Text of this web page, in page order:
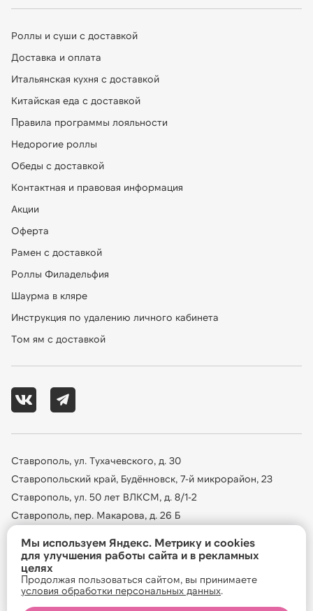
Ваш город: Ставрополь?
ДА Нет, другой
Роллы и суши с доставкой
Доставка и оплата
Итальянская кухня с доставкой
Китайская еда с доставкой
Правила программы лояльности
Недорогие роллы
Обеды с доставкой
Контактная и правовая информация
Акции
Оферта
Рамен с доставкой
Роллы Филадельфия
Шаурма в кляре
Инструкция по удалению личного кабинета
Том ям с доставкой
Ставрополь, ул. Тухачевского, д. 30
Ставропольский край, Будённовск, 7-й микрорайон, 23
Ставрополь, ул. 50 лет ВЛКСМ, д. 8/1-2
Ставрополь, пер. Макарова, д. 26 Б
Ставрополь, ул.Ленина, дом № 415 Е
Панда Маркет, 2026
Мы используем Яндекс. Метрику и cookies
для улучшения работы сайта и в рекламных
целях
Продолжая пользоваться сайтом, вы принимаете
условия обработки персональных данных.